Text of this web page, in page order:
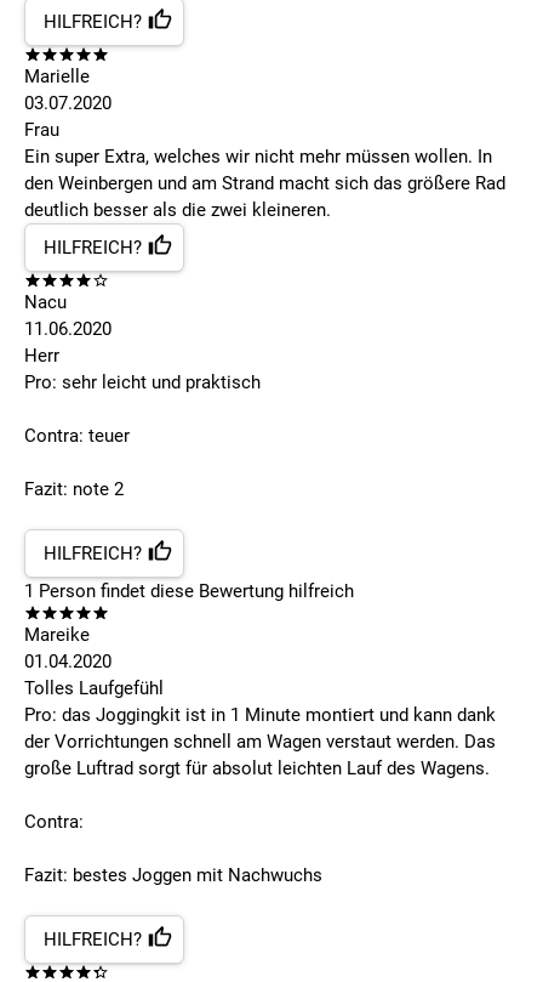
HILFREICH?
Marielle
03.07.2020
Frau
Ein super Extra, welches wir nicht mehr müssen wollen. In
den Weinbergen und am Strand macht sich das größere Rad
deutlich besser als die zwei kleineren.
HILFREICH?
Nacu
11.06.2020
Herr
Pro: sehr leicht und praktisch
Contra: teuer
Fazit: note 2
HILFREICH?
1 Person findet diese Bewertung hilfreich
Mareike
01.04.2020
Tolles Laufgefühl
Pro: das Joggingkit ist in 1 Minute montiert und kann dank
der Vorrichtungen schnell am Wagen verstaut werden. Das
große Luftrad sorgt für absolut leichten Lauf des Wagens.
Contra:
Fazit: bestes Joggen mit Nachwuchs
HILFREICH?